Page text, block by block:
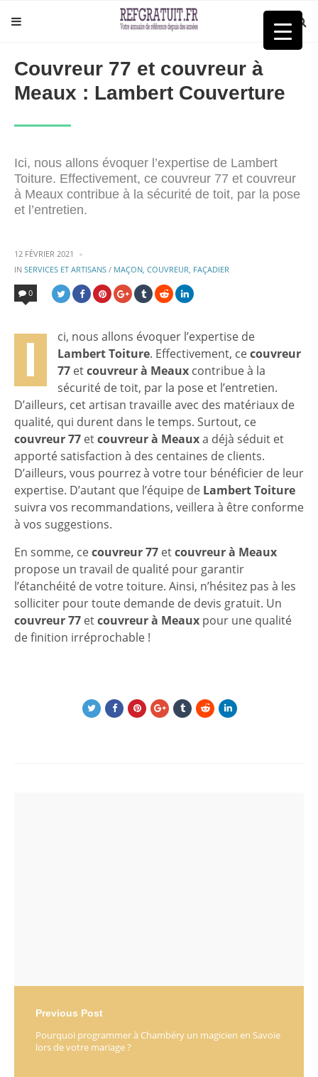
Couvreur 77 et couvreur à
Meaux : Lambert Couverture
Ici, nous allons évoquer l’expertise de Lambert
Toiture. Effectivement, ce couvreur 77 et couvreur
à Meaux contribue à la sécurité de toit, par la pose
et l’entretien.
12 FÉVRIER 2021
IN POSTED
IN
SERVICES ET ARTISANS / MAÇON, COUVREUR, FAÇADIER
0
I
ci, nous allons évoquer l’expertise de
Lambert Toiture. Effectivement, cecouvreur
77 etcouvreur à Meaux contribue à la
sécurité de toit, par la pose et l’entretien.
D’ailleurs, cet artisan travaille avec des matériaux de
qualité, qui durent dans le temps. Surtout, ce
couvreur 77 etcouvreur à Meauxa déjà séduit et
apporté satisfaction à des centaines de clients.
D’ailleurs, vous pourrez à votre tour bénéficier de leur
expertise. D’autant que l’équipe de Lambert Toiture
suivra vos recommandations, veillera à être conforme
à vos suggestions.
En somme, cecouvreur 77 etcouvreur à Meaux
propose un travail de qualité pour garantir
l’étanchéité de votre toiture. Ainsi, n’hésitez pas à les
solliciter pour toute demande de devis gratuit. Un
couvreur 77 etcouvreur à Meaux pour une qualité
de finition irréprochable !
Previous Post
Pourquoi programmer à Chambéry un magicien en Savoie
lors de votre mariage ?